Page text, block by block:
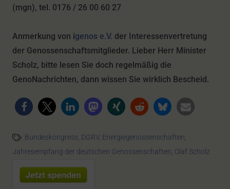
(mgn), tel. 0176 / 26 00 60 27
Anmerkung von igenos e.V. der Interessenvertretung
der Genossenschaftsmitglieder. Lieber Herr Minister
Scholz, bitte lesen Sie doch regelmäßig die
GenoNachrichten, dann wissen Sie wirklich Bescheid.
Bundeskongress, DGRV, Energiegenossenschaften,
Jahresempfang der deutschen Genossenschaften, Olaf Scholz